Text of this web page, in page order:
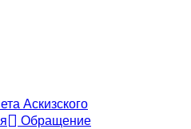
Аскизского
Обращение